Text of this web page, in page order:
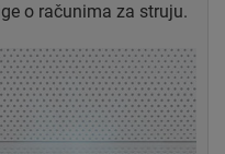
o računima za struju.